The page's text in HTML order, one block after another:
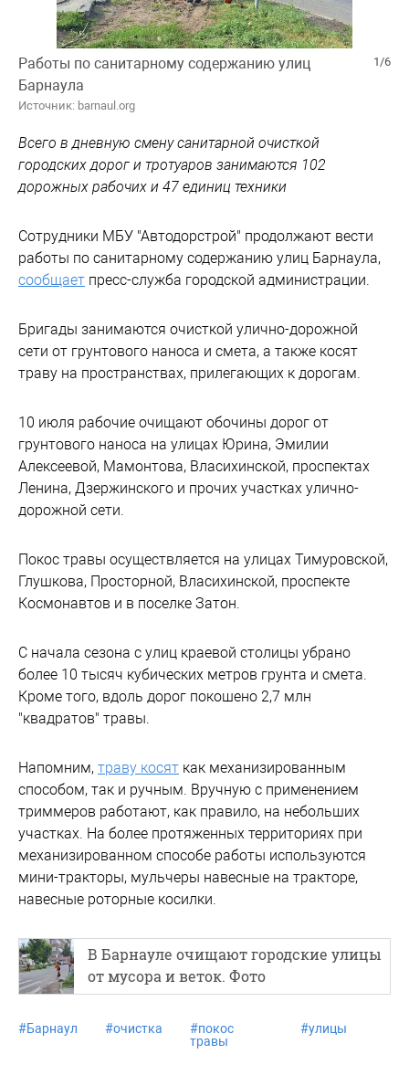
1/6
Работы по санитарному содержанию улиц
Барнаула
Источник: barnaul.org
Всего в дневную смену санитарной очисткой
городских дорог и тротуаров занимаются 102
дорожных рабочих и 47 единиц техники
Сотрудники МБУ "Автодорстрой" продолжают вести
работы по санитарному содержанию улиц Барнаула,
сообщает пресс-служба городской администрации.
Бригады занимаются очисткой улично-дорожной
сети от грунтового наноса и смета, а также косят
траву на пространствах, прилегающих к дорогам.
10 июля рабочие очищают обочины дорог от
грунтового наноса на улицах Юрина, Эмилии
Алексеевой, Мамонтова, Власихинской, проспектах
Ленина, Дзержинского и прочих участках улично-
дорожной сети.
Покос травы осуществляется на улицах Тимуровской,
Глушкова, Просторной, Власихинской, проспекте
Космонавтов и в поселке Затон.
С начала сезона с улиц краевой столицы убрано
более 10 тысяч кубических метров грунта и смета.
Кроме того, вдоль дорог покошено 2,7 млн
"квадратов" травы.
Напомним, траву косят как механизированным
способом, так и ручным. Вручную с применением
триммеров работают, как правило, на небольших
участках. На более протяженных территориях при
механизированном способе работы используются
мини-тракторы, мульчеры навесные на тракторе,
навесные роторные косилки.
В Барнауле очищают городские улицы
от мусора и веток. Фото
#Барнаул #очистка #покос
травы
#улицы